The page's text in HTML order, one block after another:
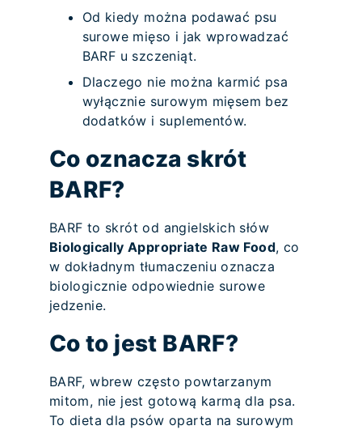
Od kiedy można podawać psu
surowe mięso i jak wprowadzać
BARF u szczeniąt.
Dlaczego nie można karmić psa
wyłącznie surowym mięsem bez
dodatków i suplementów.
Co oznacza skrót
BARF?
BARF to skrót od angielskich słów
Biologically Appropriate Raw Food, co
w dokładnym tłumaczeniu oznacza
biologicznie odpowiednie surowe
jedzenie.
Co to jest BARF?
BARF, wbrew często powtarzanym
mitom, nie jest gotową karmą dla psa.
To dieta dla psów oparta na surowym